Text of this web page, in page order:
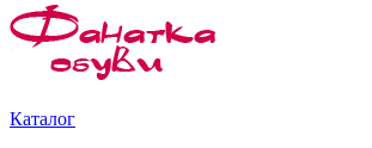
Каталог